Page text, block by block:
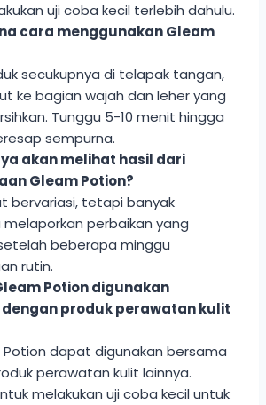
uji coba kecil terlebih dahulu.
cara menggunakan Gleam
secukupnya di telapak tangan,
ke bagian wajah dan leher yang
Tunggu 5-10 menit hingga
sempurna.
akan melihat hasil dari
Gleam Potion?
bervariasi, tetapi banyak
perbaikan yang
beberapa minggu
rutin.
Potion digunakan
produk perawatan kulit
Potion dapat digunakan bersama
perawatan kulit lainnya.
melakukan uji coba kecil untuk